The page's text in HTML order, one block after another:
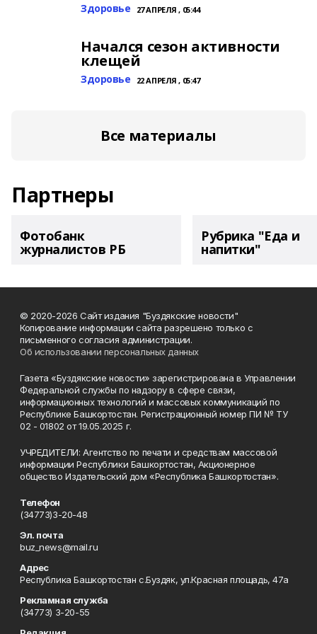
Здоровье 27 АПРЕЛЯ , 05:44
Начался сезон активности
клещей
Здоровье 22 АПРЕЛЯ , 05:47
Все материалы
Партнеры
Фотобанк
журналистов РБ
Рубрика "Еда и
напитки"
© 2020-2026 Сайт издания "Буздякские новости"
Копирование информации сайта разрешено только с
письменного согласия администрации.
Об использовании персональных данных
Газета «Буздякские новости» зарегистрирована в Управлении
Федеральной службы по надзору в сфере связи,
информационных технологий и массовых коммуникаций по
Республике Башкортостан. Регистрационный номер ПИ № ТУ
02 - 01802 от 19.05.2025 г.
УЧРЕДИТЕЛИ: Агентство по печати и средствам массовой
информации Республики Башкортостан, Акционерное
общество Издательский дом «Республика Башкортостан».
Телефон
(34773)3-20-48
Эл. почта
buz_news@mail.ru
Адрес
Республика Башкортостан с.Буздяк, ул.Красная площадь, 47а
Рекламная служба
(34773) 3-20-55